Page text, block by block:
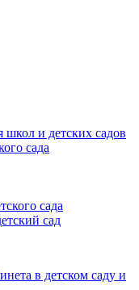
школ и детских садов
сада
сада
сад
в детском саду и